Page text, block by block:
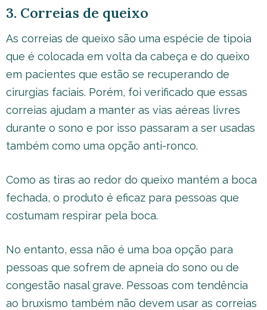
3. Correias de queixo
As correias de queixo são uma espécie de tipoia
que é colocada em volta da cabeça e do queixo
em pacientes que estão se recuperando de
cirurgias faciais. Porém, foi verificado que essas
correias ajudam a manter as vias aéreas livres
durante o sono e por isso passaram a ser usadas
também como uma opção anti-ronco.
Como as tiras ao redor do queixo mantém a boca
fechada, o produto é eficaz para pessoas que
costumam respirar pela boca.
No entanto, essa não é uma boa opção para
pessoas que sofrem de apneia do sono ou de
congestão nasal grave. Pessoas com tendência
ao bruxismo também não devem usar as correias